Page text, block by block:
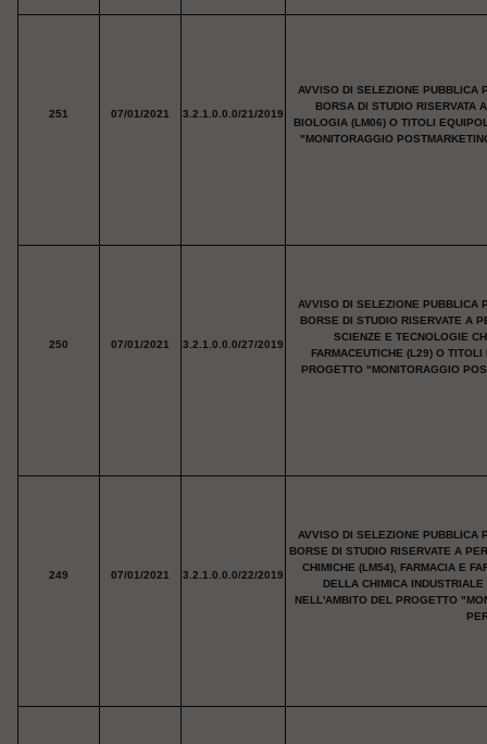
251 07/01/2021 3.2.1.0.0.0/21/2019
AVVISO DI SELEZIONE PUBBLICA
BORSA DI STUDIO RISERVATA
BIOLOGIA (LM06) O TITOLI
"MONITORAGGIO
250 07/01/2021 3.2.1.0.0.0/27/2019
AVVISO DI SELEZIONE PUBBLICA
BORSE DI STUDIO RISERVATE A
SCIENZE E TECNOLOGIE
FARMACEUTICHE (L29) O
PROGETTO "MONITORAGGIO
249 07/01/2021 3.2.1.0.0.0/22/2019
AVVISO DI SELEZIONE PUBBLICA
BORSE DI STUDIO RISERVATE A
CHIMICHE (LM54), FARMACIA E
DELLA CHIMICA
NELL'AMBITO DEL PROGETTO